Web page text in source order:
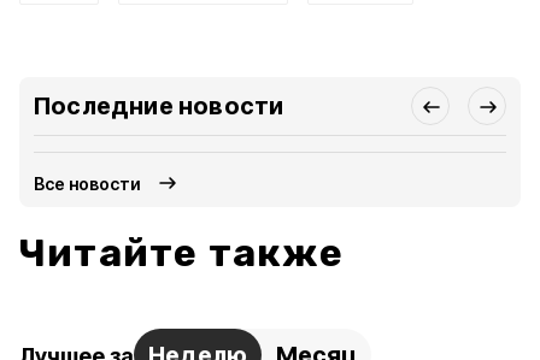
Последние новости
Все новости
Читайте также